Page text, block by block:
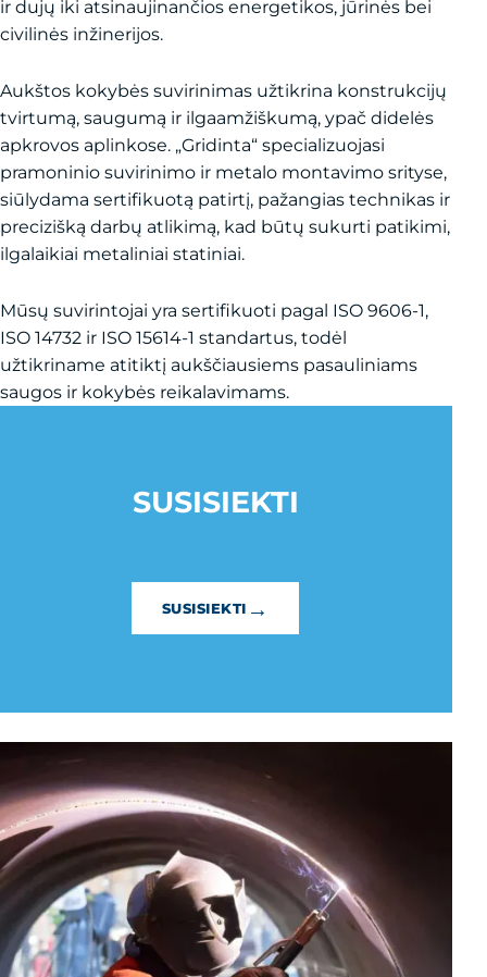
ir dujų iki atsinaujinančios energetikos, jūrinės bei
civilinės inžinerijos.
Aukštos kokybės suvirinimas užtikrina konstrukcijų
tvirtumą, saugumą ir ilgaamžiškumą, ypač didelės
apkrovos aplinkose. „Gridinta“ specializuojasi
pramoninio suvirinimo ir metalo montavimo srityse,
siūlydama sertifikuotą patirtį, pažangias technikas ir
precizišką darbų atlikimą, kad būtų sukurti patikimi,
ilgalaikiai metaliniai statiniai.
Mūsų suvirintojai yra sertifikuoti pagal ISO 9606-1,
ISO 14732 ir ISO 15614-1 standartus, todėl
užtikriname atitiktį aukščiausiems pasauliniams
saugos ir kokybės reikalavimams.
SUSISIEKTI
SUSISIEKTI →